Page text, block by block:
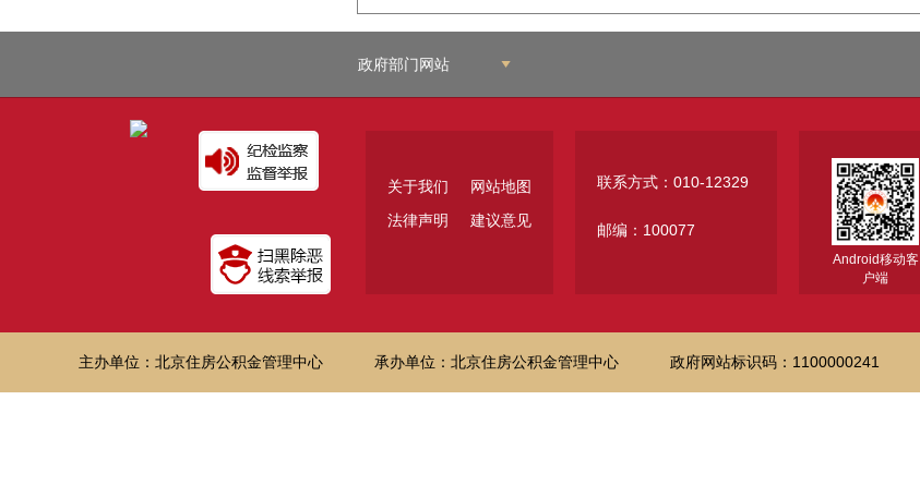
政府部门网站
关于我们
网站地图
法律声明
建议意见
联系方式：010-12329
邮编：100077
Android移动客
户端
主办单位：北京住房公积金管理中心 承办单位：北京住房公积金管理中心 政府网站标识码：1100000241